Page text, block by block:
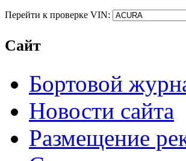
Перейти к проверке VIN:
Сайт
Бортовой
Новости сайта
Размещение